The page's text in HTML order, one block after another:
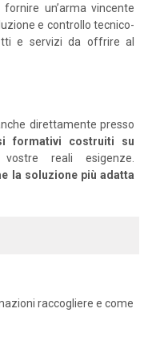
un’arma vincente
e controllo tecnico-
e servizi da offrire al
direttamente presso
formativi costruiti su
reali esigenze.
la soluzione più adatta
raccogliere e come